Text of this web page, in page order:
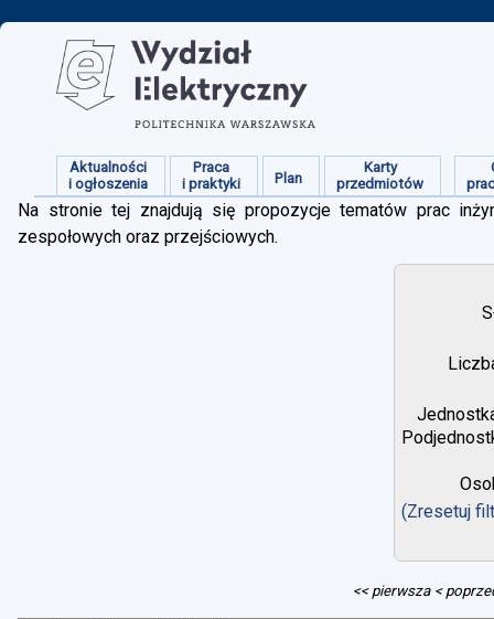
Aktualności
i ogłoszenia
Praca
i praktyki
Plan
Karty
przedmiotów
Na stronie tej znajdują się propozycje tematów prac
zespołowych oraz przejściowych.
(Zresetuj
<< pierwsza <